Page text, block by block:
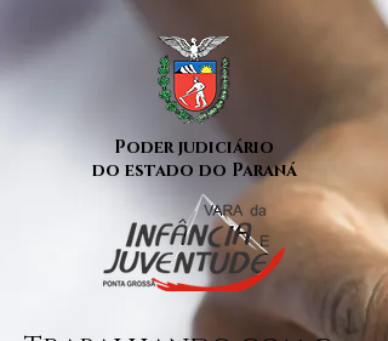
Poder judiciário
do estado do Paraná